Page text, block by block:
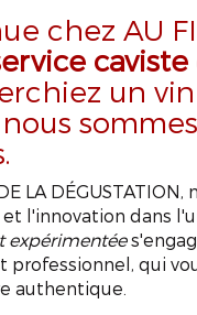
chez AU
caviste
un
nous
LA
l'innovation dans
expérimentée
professionnel, qui
authentique.